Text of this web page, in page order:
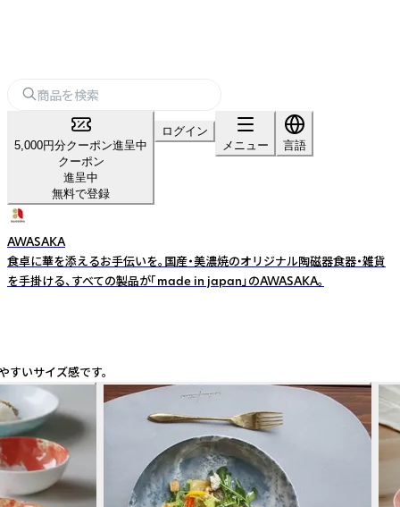
5,000円分クーポン進呈中
クーポン
進呈中
無料で登録
ログイン
メニュー
言語
AWASAKA
食卓に華を添えるお手伝いを。国産・美濃焼のオリジナル陶磁器食器・雑貨
を手掛ける、すべての製品が「made in japan」のAWASAKA。
いサイズ感です。